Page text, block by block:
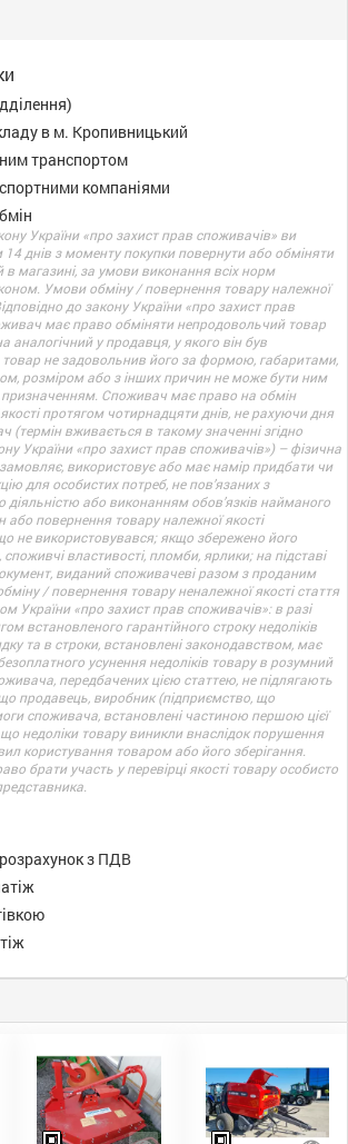
в м. Кропивницький
транспортом
компаніями
України «про захист прав споживачів» ви
днів з моменту покупки повернути або обміняти
в магазині, за умови виконання всіх норм
Умови обміну / повернення товару належної
до закону України «про захист прав
має право обміняти непродовольчий товар
аналогічний у продавця, у якого він був
не задовольнив його за формою, габаритами,
розміром або з інших причин не може бути ним
призначенням. Споживач має право на обмін
протягом чотирнадцяти днів, не рахуючи дня
(термін вживається в такому значенні згідно
України «про захист прав споживачів») – фізична
використовує або має намір придбати чи
для особистих потреб, не пов’язаних з
діяльністю або виконанням обов’язків найманого
або повернення товару належної якості
не використовувався; якщо збережено його
властивості, пломби, ярлики; на підставі
виданий споживачеві разом з проданим
/ повернення товару неналежної якості стаття
України «про захист прав споживачів»: в разі
встановленого гарантійного строку недоліків
та в строки, встановлені законодавством, має
усунення недоліків товару в розумний
передбачених цією статтею, не підлягають
продавець, виробник (підприємство, що
споживача, встановлені частиною першою цієї
що недоліки товару виникли внаслідок порушення
користування товаром або його зберігання.
брати участь у перевірці якості товару особисто
з ПДВ